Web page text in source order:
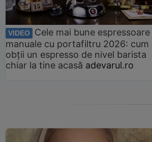
VIDEO
Cele mai bune espressoare
manuale cu portafiltru 2026: cum
obții un espresso de nivel barista
chiar la tine acasă adevarul.ro